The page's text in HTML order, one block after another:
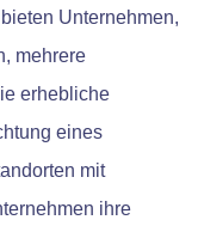
Unternehmen,
mehrere
erhebliche
eines
mit
ihre